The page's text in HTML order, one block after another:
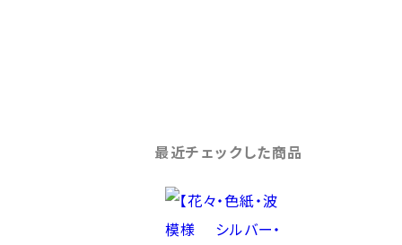
最近チェックした商品